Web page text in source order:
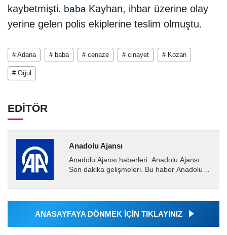
kaybetmişti. baba Kayhan, ihbar üzerine olay
yerine gelen polis ekiplerine teslim olmuştu.
# Adana # baba # cenaze # cinayet # Kozan
# Oğul
EDİTÖR
Anadolu Ajansı
Anadolu Ajansı haberleri. Anadolu Ajansı
Son dakika gelişmeleri. Bu haber Anadolu
Ajansı tarafından...
ANASAYFAYA DÖNMEK İÇİN TIKLAYINIZ